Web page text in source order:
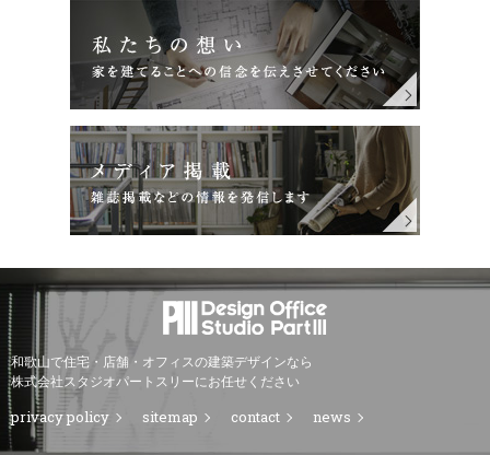
和歌山で住宅・店舗・オフィスの建築デザインなら
株式会社スタジオパートスリーにお任せください
privacy policy sitemap contact news